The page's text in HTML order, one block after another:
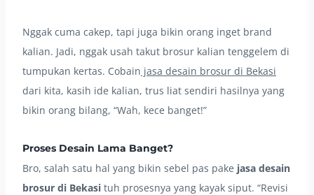
Nggak cuma cakep, tapi juga bikin orang inget brand
kalian. Jadi, nggak usah takut brosur kalian tenggelem di
tumpukan kertas. Cobain jasa desain brosur di Bekasi
dari kita, kasih ide kalian, trus liat sendiri hasilnya yang
bikin orang bilang, “Wah, kece banget!”
Proses Desain Lama Banget?
Bro, salah satu hal yang bikin sebel pas pake jasa desain
brosur di Bekasi tuh prosesnya yang kayak siput. “Revisi